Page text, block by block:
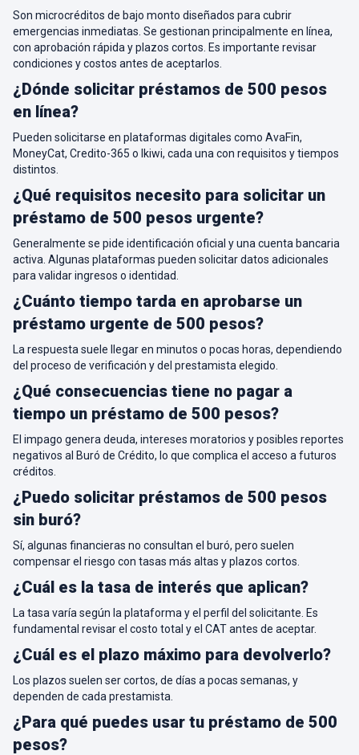
Son microcréditos de bajo monto diseñados para cubrir
emergencias inmediatas. Se gestionan principalmente en línea,
con aprobación rápida y plazos cortos. Es importante revisar
condiciones y costos antes de aceptarlos.
¿Dónde solicitar préstamos de 500 pesos
en línea?
Pueden solicitarse en plataformas digitales como AvaFin,
MoneyCat, Credito-365 o Ikiwi, cada una con requisitos y tiempos
distintos.
¿Qué requisitos necesito para solicitar un
préstamo de 500 pesos urgente?
Generalmente se pide identificación oficial y una cuenta bancaria
activa. Algunas plataformas pueden solicitar datos adicionales
para validar ingresos o identidad.
¿Cuánto tiempo tarda en aprobarse un
préstamo urgente de 500 pesos?
La respuesta suele llegar en minutos o pocas horas, dependiendo
del proceso de verificación y del prestamista elegido.
¿Qué consecuencias tiene no pagar a
tiempo un préstamo de 500 pesos?
El impago genera deuda, intereses moratorios y posibles reportes
negativos al Buró de Crédito, lo que complica el acceso a futuros
créditos.
¿Puedo solicitar préstamos de 500 pesos
sin buró?
Sí, algunas financieras no consultan el buró, pero suelen
compensar el riesgo con tasas más altas y plazos cortos.
¿Cuál es la tasa de interés que aplican?
La tasa varía según la plataforma y el perfil del solicitante. Es
fundamental revisar el costo total y el CAT antes de aceptar.
¿Cuál es el plazo máximo para devolverlo?
Los plazos suelen ser cortos, de días a pocas semanas, y
dependen de cada prestamista.
¿Para qué puedes usar tu préstamo de 500
pesos?